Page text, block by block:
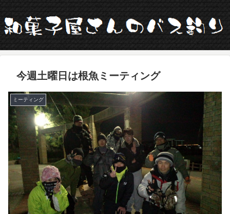
今週土曜日は根魚ミーティング
ミーティング